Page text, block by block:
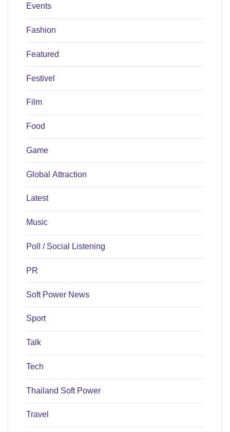
Events
Fashion
Featured
Festivel
Film
Food
Game
Global Attraction
Latest
Music
Poll / Social Listening
PR
Soft Power News
Sport
Talk
Tech
Thailand Soft Power
Travel